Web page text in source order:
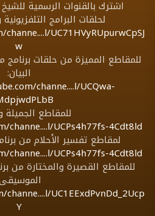
اشترك بالقنوات الرسمية
لحلقات البرامج
UC71HVyRUpurwCpSJ
w
للمقاطع المميزة من حلقات
البيان:
channe....l/UCQwa-
للمقاطع الجميلة
channe....l/UCPs4h77fs-4Cdt8ld
لمقاطع تفسير الأحلام من
channe....l/UCPs4h77fs-4Cdt8ld
للمقاطع القصيرة والمختارة من
UC1EExdPvnDd_2Ucp
Y